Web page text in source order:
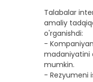
Talabalar
amaliy
o'rganishdi:
-
madaniyatini
mumkin.
- Rezyumeni